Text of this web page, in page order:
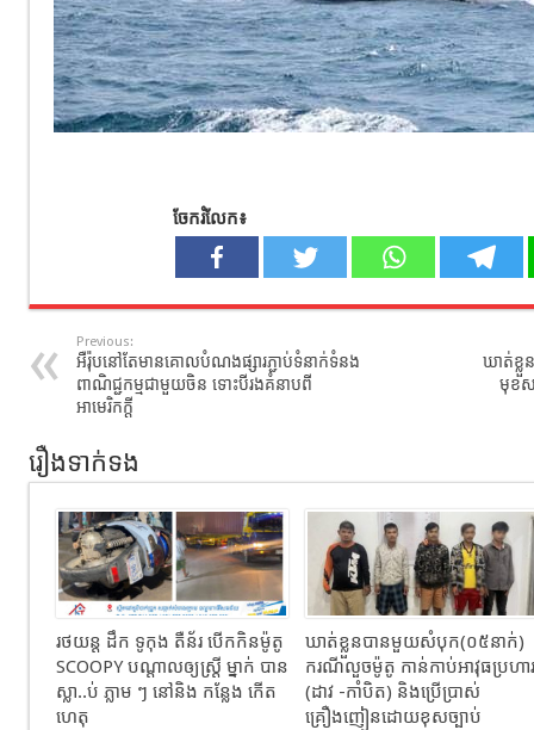
ចែករំលែក៖
Previous:
អឺរ៉ុបនៅតែមានគោលបំណងផ្សារភ្ជាប់ទំនាក់ទំនង
ពាណិជ្ជកម្មជាមួយចិន ទោះបីរងគំនាបពី
អាមេរិកក្តី
ឃាត់ខ្លួ
មុខស
រឿងទាក់ទង
រថយន្ដ ដឹក ទូកុង តឺន័រ បើកកិនម៉ូតូ
SCOOPY បណ្តាលឲ្យស្រ្តី ម្នាក់ បាន
ស្លា..ប់ ភ្លាម ៗ នៅនិង កន្លែង កេីត
ហេតុ
ឃាត់ខ្លួនបានមួយសំបុក(០៥នាក់)
ករណីលួចម៉ូតូ កាន់កាប់អាវុធប្រហារ
(ដាវ -កាំបិត) និងប្រើប្រាស់
គ្រឿងញៀនដោយខុសច្បាប់